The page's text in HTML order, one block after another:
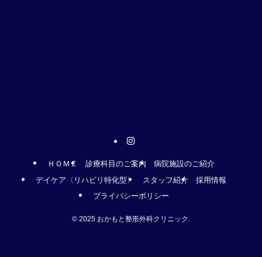
ＨＯＭＥ 診療科目のご案内
病院施設のご紹介
デイケア〈リハビリ特化型〉
スタッフ紹介
採用情報
プライバシーポリシー
© 2025 おかもと整形外科クリニック.